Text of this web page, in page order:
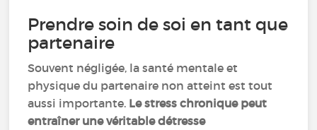
Prendre soin de soi en tant que
partenaire
Souvent négligée, la santé mentale et
physique du partenaire non atteint est tout
aussi importante. Le stress chronique peut
entraîner une véritable détresse